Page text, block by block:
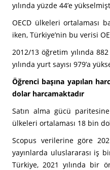
yılında yüzde 44’e
OECD ülkeleri ortalaması
iken, Türkiye’nin bu verisi
2012/13 öğretim yılında
yılında yurt sayısı 979’a
Öğrenci başına yapılan
dolar harcamaktadır
Satın alma gücü
ülkeleri ortalaması 18 bin
Scopus verilerine göre
yayınlarda uluslararası iş
Türkiye, 2021 yılında bir